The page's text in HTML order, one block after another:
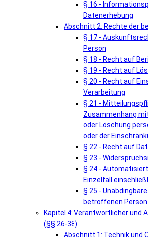
§ 16 -
Datenerhebung
Abschnitt 2: Rechte der
§ 17 -
Person
§ 18 - Recht auf
§ 19 - Recht auf
§ 20 - Recht auf
Verarbeitung
§ 21 -
Zusammenhang
oder Löschung
oder der
§ 22 - Recht auf
§ 23 -
§ 24 -
Einzelfall
§ 25 -
betroffenen Person
Kapitel 4: Verantwortlicher und
(§§ 26-38)
Abschnitt 1: Technik und